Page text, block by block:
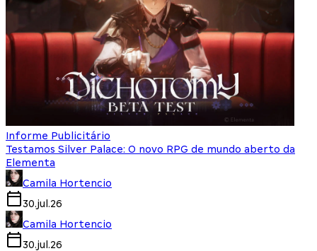
Informe Publicitário
Testamos Silver Palace: O novo RPG de mundo aberto da
Elementa
Camila Hortencio
30.jul.26
Camila Hortencio
30.jul.26